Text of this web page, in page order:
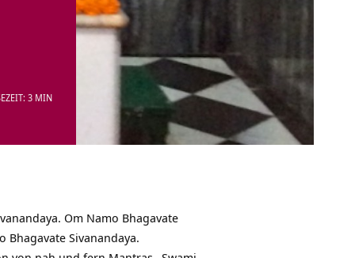
3 MIN
Om Namo Bhagavate
Bhagavate Sivanandaya.